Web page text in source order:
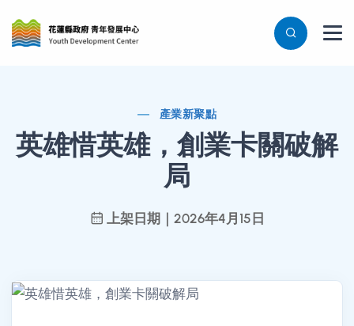
產業新聚點
英雄惜英雄，創業卡關破解
局
上架日期｜2026年4月15日